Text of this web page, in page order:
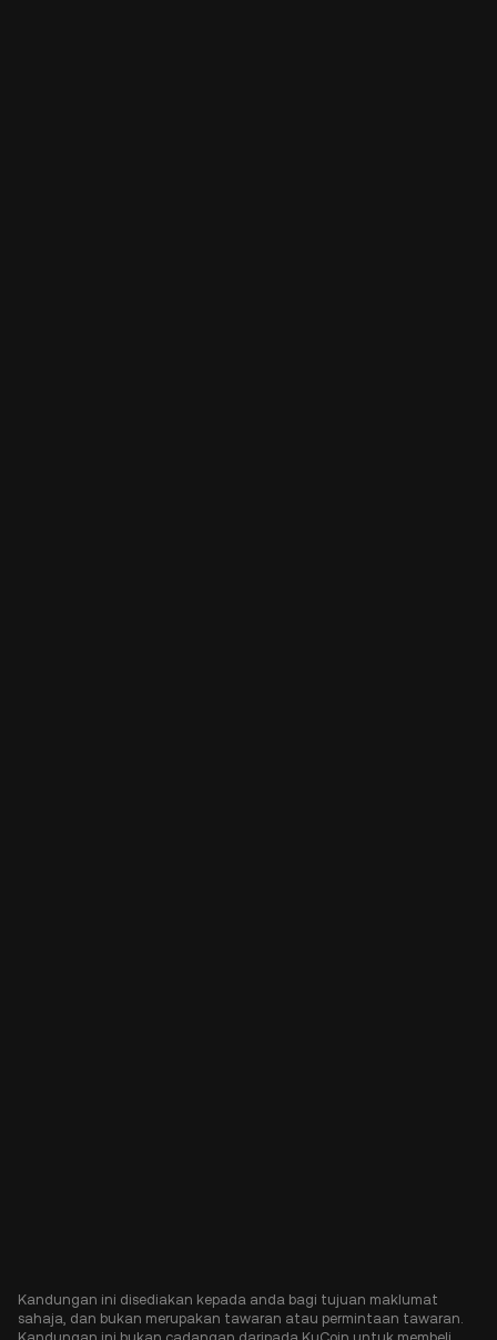
Kandungan ini disediakan kepada anda bagi tujuan maklumat
sahaja, dan bukan merupakan tawaran atau permintaan tawaran.